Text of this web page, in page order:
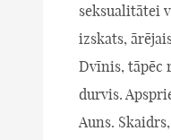
seksualitātei
izskats,
Dvīnis, tāpēc
durvis.
Auns.